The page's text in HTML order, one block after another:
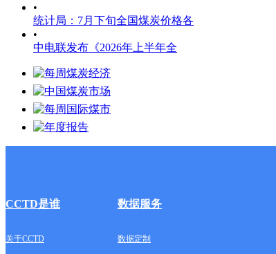
•
统计局：7月下旬全国煤炭价格各
•
中电联发布《2026年上半年全
CCTD是谁 数据服务
关于CCTD 数据定制